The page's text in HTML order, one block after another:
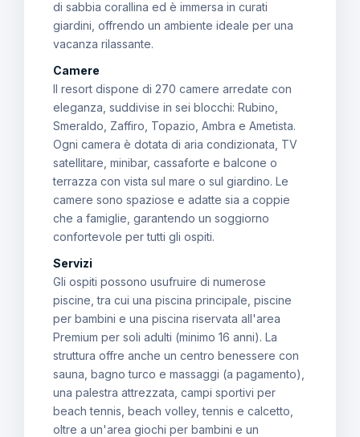
di sabbia corallina ed è immersa in curati
giardini, offrendo un ambiente ideale per una
vacanza rilassante.
Camere
Il resort dispone di 270 camere arredate con
eleganza, suddivise in sei blocchi: Rubino,
Smeraldo, Zaffiro, Topazio, Ambra e Ametista.
Ogni camera è dotata di aria condizionata, TV
satellitare, minibar, cassaforte e balcone o
terrazza con vista sul mare o sul giardino. Le
camere sono spaziose e adatte sia a coppie
che a famiglie, garantendo un soggiorno
confortevole per tutti gli ospiti.
Servizi
Gli ospiti possono usufruire di numerose
piscine, tra cui una piscina principale, piscine
per bambini e una piscina riservata all'area
Premium per soli adulti (minimo 16 anni). La
struttura offre anche un centro benessere con
sauna, bagno turco e massaggi (a pagamento),
una palestra attrezzata, campi sportivi per
beach tennis, beach volley, tennis e calcetto,
oltre a un'area giochi per bambini e un